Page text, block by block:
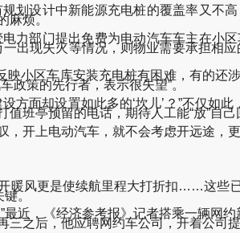
设计中新能源充电桩的覆盖率又不
麻烦。
部门提出免费为电动汽车车主在小
出现失火等情况，则物业需要承担相
小区车库安装充电桩有困难，有的还
政策的先行者，表示很失望”。
面却设置如此多的‘坎儿’？”不仅如
班亭预留的电话，期待人工能“放”自己
上电动汽车，就不会考虑开远途，更
风更是使续航里程大打折扣……这些
。
，《经济参考报》记者搭乘一辆网约
之后，他应聘网约车公司，开着公司